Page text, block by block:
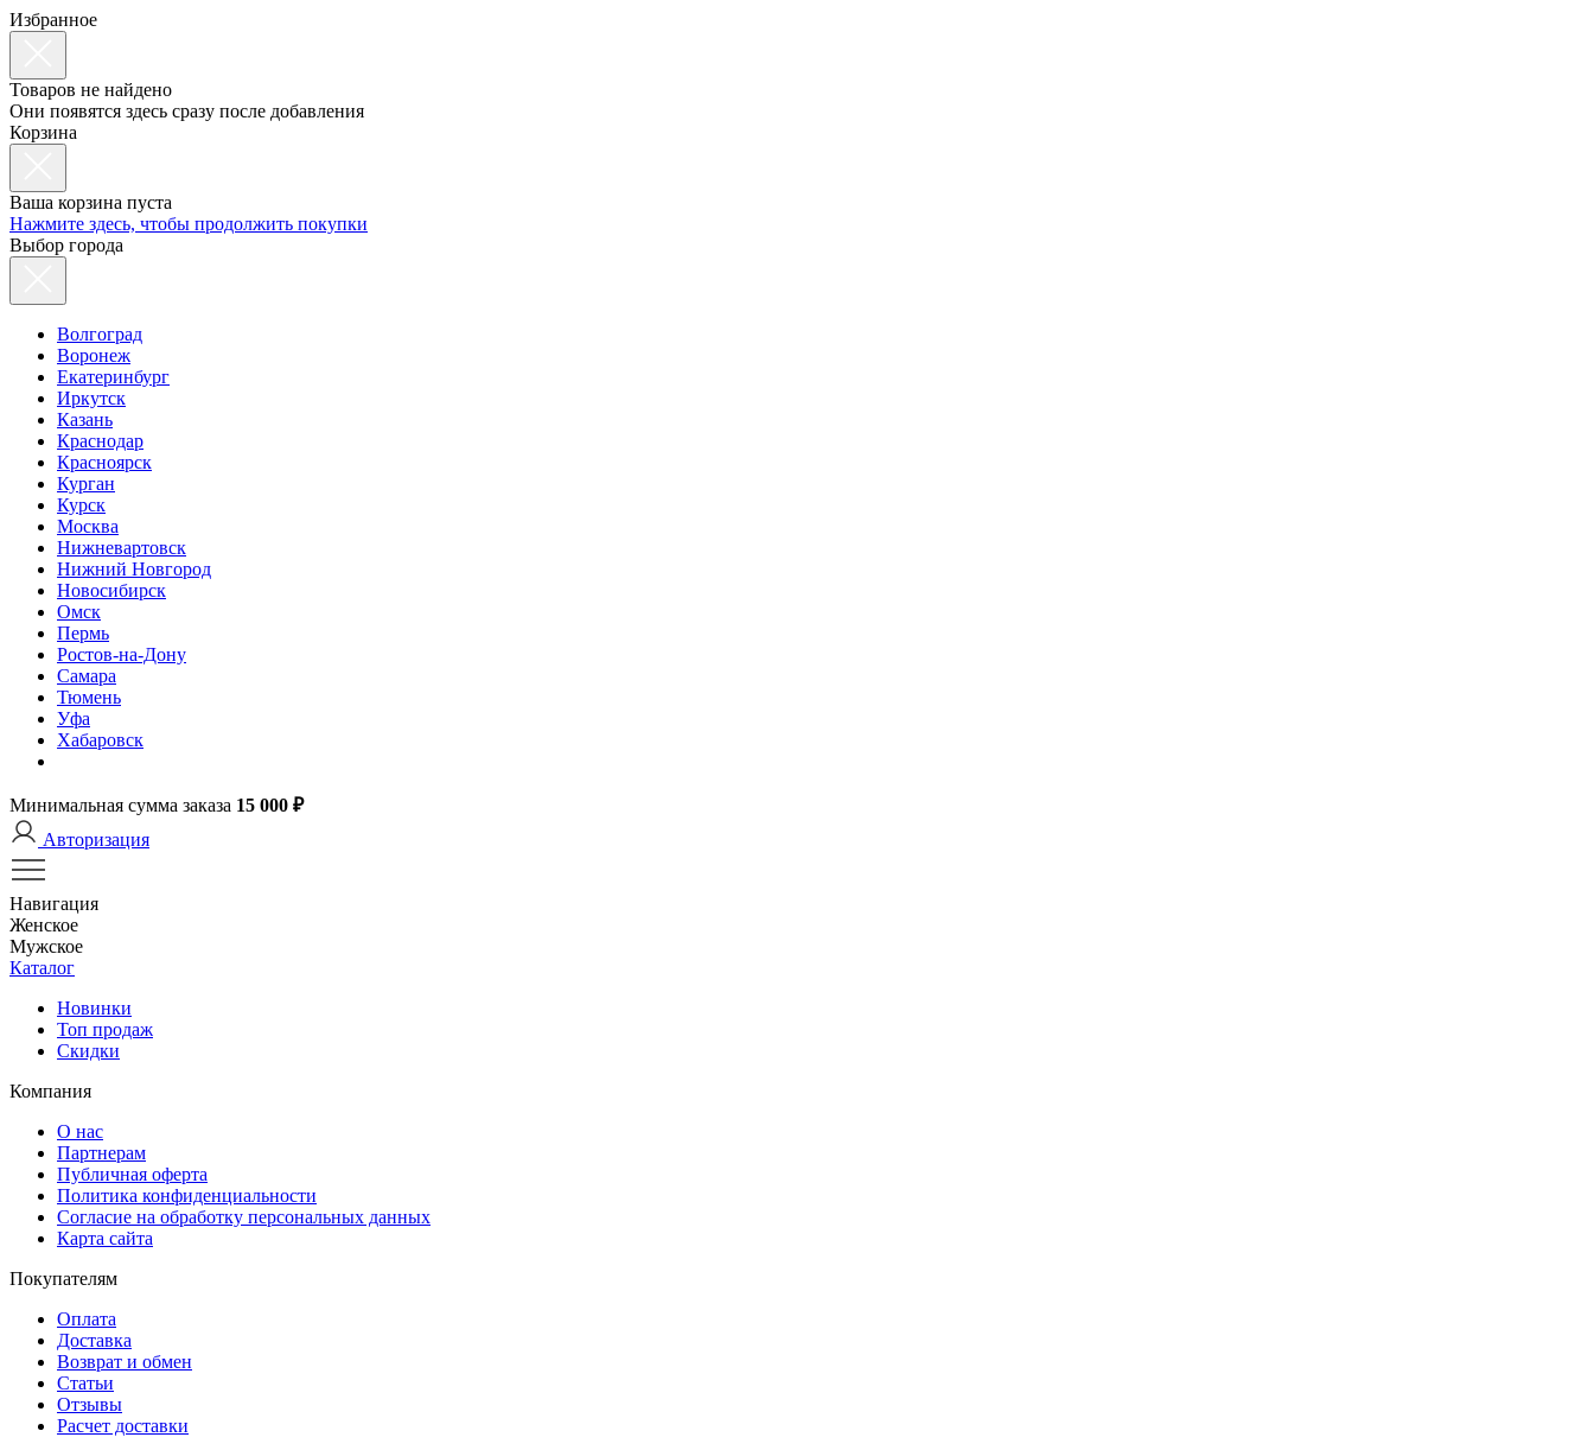
Избранное
Товаров не найдено
Они появятся здесь сразу после добавления
Корзина
Ваша корзина пуста
Нажмите здесь, чтобы продолжить покупки
Выбор города
Волгоград
Воронеж
Екатеринбург
Иркутск
Казань
Краснодар
Красноярск
Курган
Курск
Москва
Нижневартовск
Нижний Новгород
Новосибирск
Омск
Пермь
Ростов-на-Дону
Самара
Тюмень
Уфа
Хабаровск
Минимальная сумма заказа 15 000 ₽
Авторизация
Навигация
Женское
Мужское
Каталог
Новинки
Топ продаж
Скидки
Компания
О нас
Партнерам
Публичная оферта
Политика конфиденциальности
Согласие на обработку персональных данных
Карта сайта
Покупателям
Оплата
Доставка
Возврат и обмен
Статьи
Отзывы
Расчет доставки